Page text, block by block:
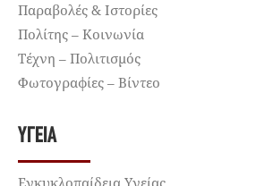
Παραβολές & Ιστορίες
Πολίτης – Κοινωνία
Τέχνη – Πολιτισμός
Φωτογραφίες – Βίντεο
ΥΓΕΊΑ
Εγκυκλοπαίδεια Υγείας